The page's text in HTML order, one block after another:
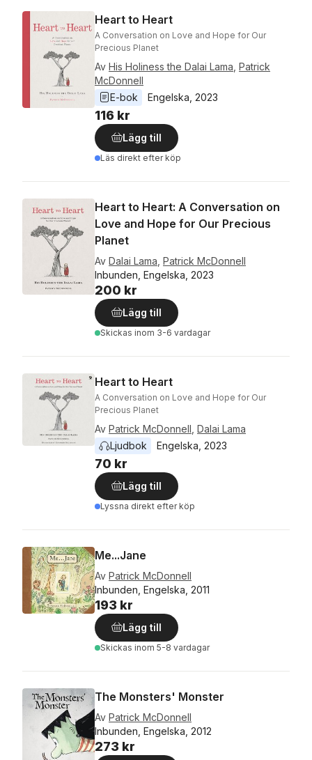
Heart to Heart
A Conversation on Love and Hope for Our
Precious Planet
Av His Holiness the Dalai Lama Patrick
McDonnell
E-bok
Engelska 2023
116 kr
Lägg till
Läs direkt efter köp
Heart to Heart: A Conversation on
Love and Hope for Our Precious
Planet
Av Dalai Lama Patrick McDonnell
Inbunden, Engelska, 2023
200 kr
Lägg till
Skickas inom 3-6 vardagar
Heart to Heart
A Conversation on Love and Hope for Our
Precious Planet
Av Patrick McDonnell Dalai Lama
Ljudbok
Engelska 2023
70 kr
Lägg till
Lyssna direkt efter köp
Me...Jane
Av Patrick McDonnell
Inbunden, Engelska, 2011
193 kr
Lägg till
Skickas inom 5-8 vardagar
The Monsters' Monster
Av Patrick McDonnell
Inbunden, Engelska, 2012
273 kr